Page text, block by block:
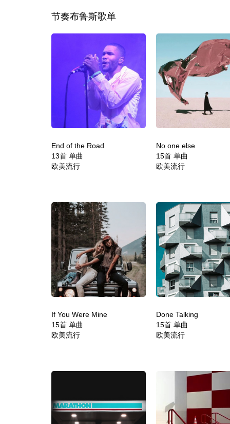
节奏布鲁斯歌单
End of the Road
13首 单曲
欧美流行
No one else
15首 单曲
欧美流行
If You Were Mine
15首 单曲
欧美流行
Done Talking
15首 单曲
欧美流行